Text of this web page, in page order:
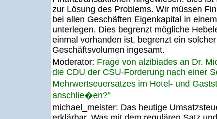
zur Lösung des Problems. Wir müssen
bei allen Geschäften Eigenkapital in
unterlegen. Dies begrenzt mögliche
einmal vorhanden ist, begrenzt ein
Geschäftsvolumen ingesamt.
Moderator: Frage von alzibiades an Dr.
die CDU der CSU-Forderung nach einer
Mehrwertseuersatzes im Hotel- und
anschlie�en?"
michael_meister: Das heutige